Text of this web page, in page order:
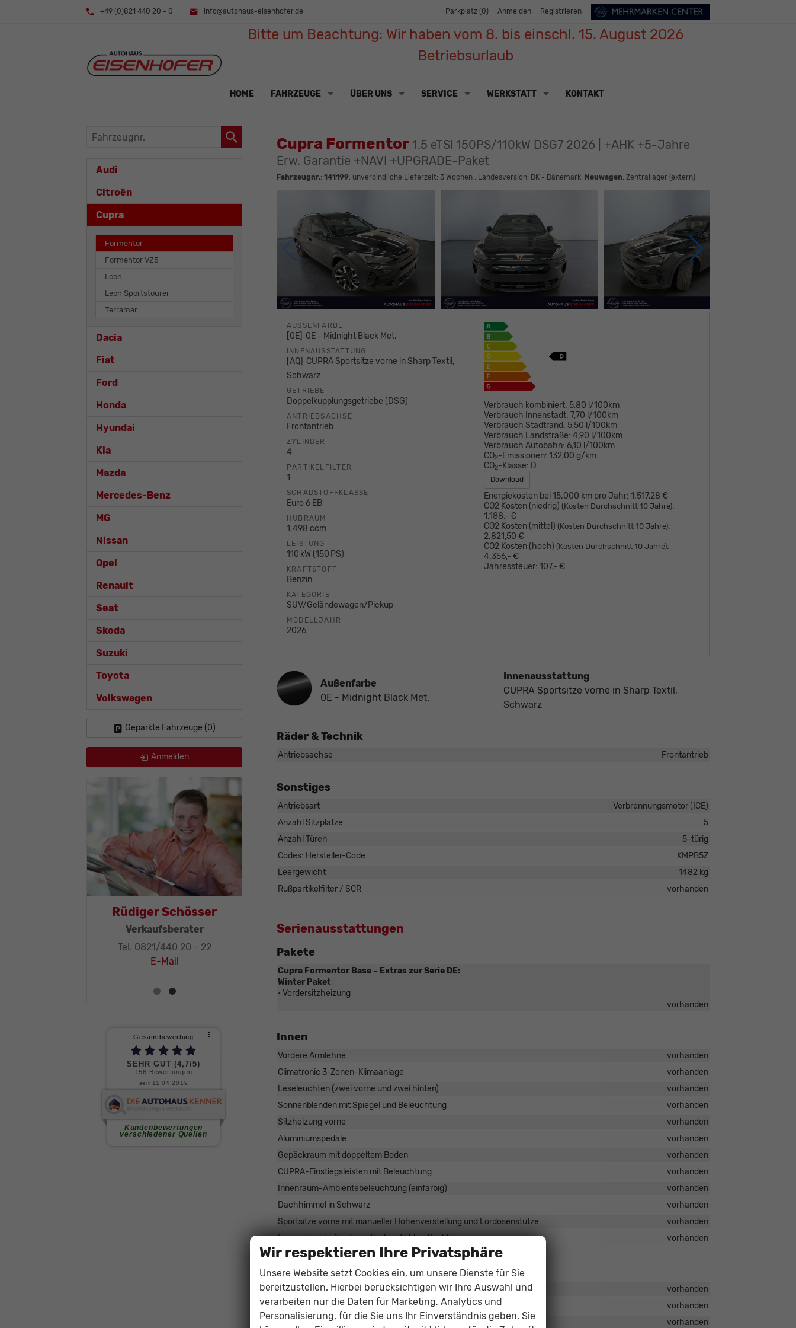
+49 (0)821 440 20 - 0 info@autohaus-eisenhofer.de Parkplatz (0) Anmelden Registrieren
Bitte um Beachtung: Wir haben vom 8. bis einschl. 15. August 2026
Betriebsurlaub
HOME FAHRZEUGE ÜBER UNS SERVICE WERKSTATT KONTAKT
Cupra Formentor 1.5 eTSI 150PS/110kW DSG7 2026 | +AHK +5-Jahre
Erw. Garantie +NAVI +UPGRADE-Paket
Fahrzeugnr.: 141199, unverbindliche Lieferzeit: 3 Wochen, Landesversion: DK - Dänemark, Neuwagen, Zentrallager (extern)
AUSSENFARBE
0E 0E - Midnight Black Met.
INNENAUSSTATTUNG
AQ
CUPRA Sportsitze vorne in Sharp Textil,
Schwarz
GETRIEBE
Doppelkupplungsgetriebe (DSG)
ANTRIEBSACHSE
Frontantrieb
ZYLINDER
4
PARTIKELFILTER
1
SCHADSTOFFKLASSE
Euro 6 EB
HUBRAUM
1.498 ccm
LEISTUNG
110 kW (150 PS)
KRAFTSTOFF
Benzin
KATEGORIE
SUV/Geländewagen/Pickup
MODELLJAHR
2026
Verbrauch kombiniert: 5,80 l/100km
Verbrauch Innenstadt: 7,70 l/100km
Verbrauch Stadtrand: 5,50 l/100km
Verbrauch Landstraße: 4,90 l/100km
Verbrauch Autobahn: 6,10 l/100km
CO2-Emissionen: 132,00 g/km
CO2-Klasse: D
Download
Energiekosten bei 15.000 km pro Jahr: 1.517,28 €
CO2 Kosten (niedrig) (Kosten Durchschnitt 10 Jahre):
1.188,- €
CO2 Kosten (mittel) (Kosten Durchschnitt 10 Jahre):
2.821,50 €
CO2 Kosten (hoch) (Kosten Durchschnitt 10 Jahre):
4.356,- €
Jahressteuer: 107,- €
Außenfarbe
0E - Midnight Black Met.
Innenausstattung
CUPRA Sportsitze vorne in Sharp Textil,
Schwarz
Räder & Technik
Antriebsachse Frontantrieb
Sonstiges
Antriebsart
Verbrennungsmotor (ICE)
Anzahl Sitzplätze
5
Anzahl Türen
5-türig
Codes: Hersteller-Code
KMPB5Z
Leergewicht
1482 kg
Rußpartikelfilter / SCR
vorhanden
Serienausstattungen
Pakete
Cupra Formentor Base – Extras zur Serie DE:
Winter Paket
• Vordersitzheizung
vorhanden
Innen
Vordere Armlehne
vorhanden
Climatronic 3-Zonen-Klimaanlage
vorhanden
Leseleuchten (zwei vorne und zwei hinten)
vorhanden
Sonnenblenden mit Spiegel und Beleuchtung
vorhanden
Sitzheizung vorne
vorhanden
Aluminiumspedale
vorhanden
Gepäckraum mit doppeltem Boden
vorhanden
CUPRA-Einstiegsleisten mit Beleuchtung
vorhanden
Innenraum-Ambientebeleuchtung (einfarbig)
vorhanden
Dachhimmel in Schwarz
vorhanden
Sportsitze vorne mit manueller Höhenverstellung und Lordosenstütze
vorhanden
Innenspiegel mit automatischer Abblendfunktion
vorhanden
Infotainment & Kommunikation
10-Zoll Digitales Cockpit
vorhanden
12,9-Zoll Infotainmentsystem
vorhanden
4 USB-C-Anschlüsse (2 vorne und 2 hinten)
vorhanden
Fahrzeugnr.
Audi
Citroën
Cupra
Formentor
Formentor VZ5
Leon
Leon Sportstourer
Terramar
Dacia
Fiat
Ford
Honda
Hyundai
Kia
Mazda
Mercedes-Benz
MG
Nissan
Opel
Renault
Seat
Skoda
Suzuki
Toyota
Volkswagen
Geparkte Fahrzeuge (0)
Anmelden
Rüdiger Schösser
Verkaufsberater
Tel. 0821/440 20 - 22
E-Mail
Wir respektieren Ihre Privatsphäre
Unsere Website setzt Cookies ein, um unsere Dienste für Sie
bereitzustellen. Hierbei berücksichtigen wir Ihre Auswahl und
verarbeiten nur die Daten für Marketing, Analytics und
Personalisierung, für die Sie uns Ihr Einverständnis geben. Sie